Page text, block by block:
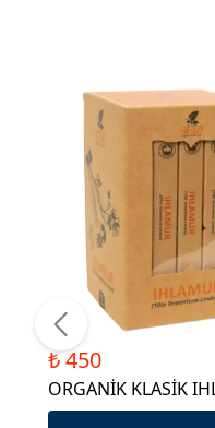
₺ 450
ORGANİK KLASİK
12'Lİ